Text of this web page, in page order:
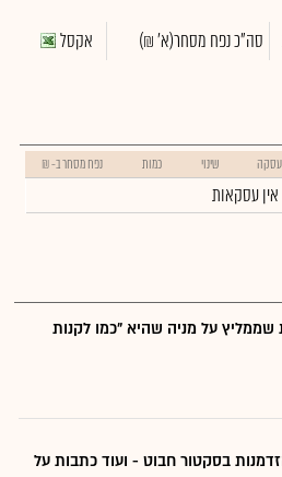
סה"כ נפח מסחר(א' ₪) אקסל
שינוי כמות נפח מסחר ב- ₪
אין עסקאות
על מניה שהיא "כמו לקנות
בסקטור חבוט - ועוד כתבות על